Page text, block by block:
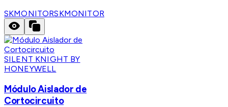
SKMONITORSKMONITOR
SILENT KNIGHT BY
HONEYWELL
Módulo Aislador de
Cortocircuito